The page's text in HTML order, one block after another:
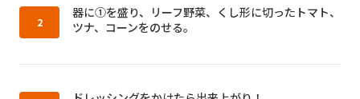
作り方2：
器に①を盛り、リーフ野菜、くし形に切ったトマト、
ツナ、コーンをのせる。